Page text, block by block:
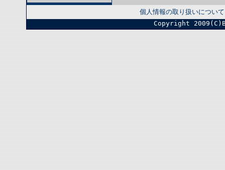
個人情報の取り扱いについて
Copyright